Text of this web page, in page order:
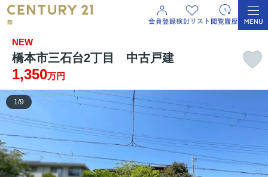
NEW
橋本市三石台2丁目 中古戸建
1,350万円
1/9